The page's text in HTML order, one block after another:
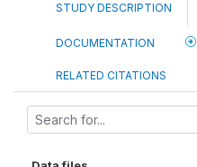
STUDY DESCRIPTION
DOCUMENTATION
RELATED CITATIONS